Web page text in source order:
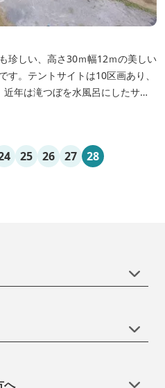
珍しい、高さ30ｍ幅12ｍの美しい
。テントサイトは10区画あり、
年は滝つぼを水風呂にしたサウ
25 26 27 28
へ